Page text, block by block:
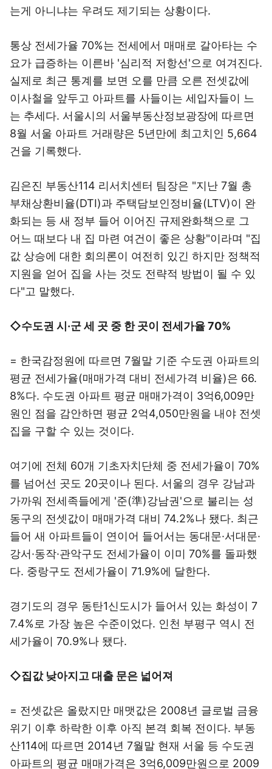
는게 아니냐는 우려도 제기되는 상황이다.
통상 전세가율 70%는 전세에서 매매로 갈아타는 수
요가 급증하는 이른바 '심리적 저항선'으로 여겨진다.
실제로 최근 통계를 보면 오를 만큼 오른 전셋값에
이사철을 앞두고 아파트를 사들이는 세입자들이 느
는 추세다. 서울시의 서울부동산정보광장에 따르면
8월 서울 아파트 거래량은 5년만에 최고치인 5,664
건을 기록했다.
김은진 부동산114 리서치센터 팀장은 "지난 7월 총
부채상환비율(DTI)과 주택담보인정비율(LTV)이 완
화되는 등 새 정부 들어 이어진 규제완화책으로 그
어느 때보다 내 집 마련 여건이 좋은 상황"이라며 "집
값 상승에 대한 회의론이 여전히 있긴 하지만 정책적
지원을 얻어 집을 사는 것도 전략적 방법이 될 수 있
다"고 말했다.
◇수도권 시·군 세 곳 중 한 곳이 전세가율 70%
= 한국감정원에 따르면 7월말 기준 수도권 아파트의
평균 전세가율(매매가격 대비 전세가격 비율)은 66.
8%다. 수도권 아파트 평균 매매가격이 3억6,009만
원인 점을 감안하면 평균 2억4,050만원을 내야 전셋
집을 구할 수 있는 것이다.
여기에 전체 60개 기초자치단체 중 전세가율이 70%
를 넘어선 곳도 20곳이나 된다. 서울의 경우 강남과
가까워 전세족들에게 '준(準)강남권'으로 불리는 성
동구의 전셋값이 매매가격 대비 74.2%나 됐다. 최근
들어 새 아파트들이 연이어 들어서는 동대문·서대문·
강서·동작·관악구도 전세가율이 이미 70%를 돌파했
다. 중랑구도 전세가율이 71.9%에 달한다.
경기도의 경우 동탄1신도시가 들어서 있는 화성이 7
7.4%로 가장 높은 수준이었다. 인천 부평구 역시 전
세가율이 70.9%나 됐다.
◇집값 낮아지고 대출 문은 넓어져
= 전셋값은 올랐지만 매맷값은 2008년 글로벌 금융
위기 이후 하락한 이후 아직 본격 회복 전이다. 부동
산114에 따르면 2014년 7월말 현재 서울 등 수도권
아파트의 평균 매매가격은 3억6,009만원으로 2009